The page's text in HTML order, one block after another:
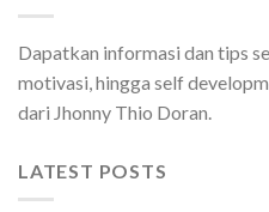
Dapatkan informasi dan tips
motivasi, hingga self
dari Jhonny Thio Doran.
LATEST POSTS